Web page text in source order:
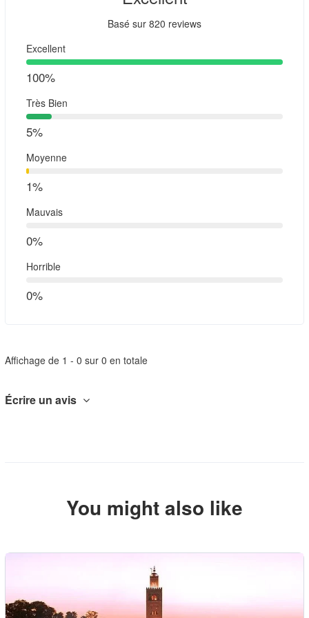
Basé sur 820 reviews
Excellent
100%
Très Bien
5%
Moyenne
1%
Mauvais
0%
Horrible
0%
Affichage de 1 - 0 sur 0 en totale
Écrire un avis
You might also like